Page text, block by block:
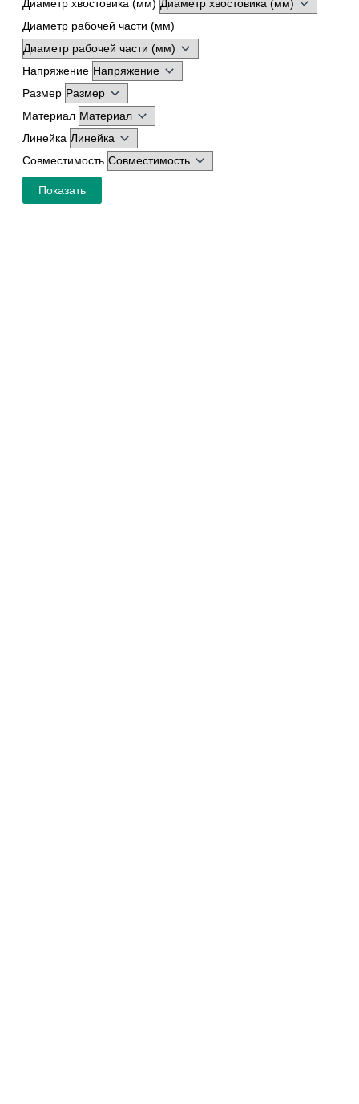
Диаметр хвостовика (мм)
Диаметр рабочей части (мм)
Напряжение
Размер
Материал
Линейка
Совместимость
Показать